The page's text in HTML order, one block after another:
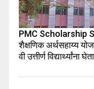
PMC Scholarship
शैक्षणिक अर्थसहाय्य
वी उत्तीर्ण विद्यार्थ्यांना